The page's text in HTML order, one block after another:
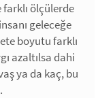
farklı ölçülerde
geleceğe
boyutu farklı
azaltılsa dahi
ya da kaç, bu